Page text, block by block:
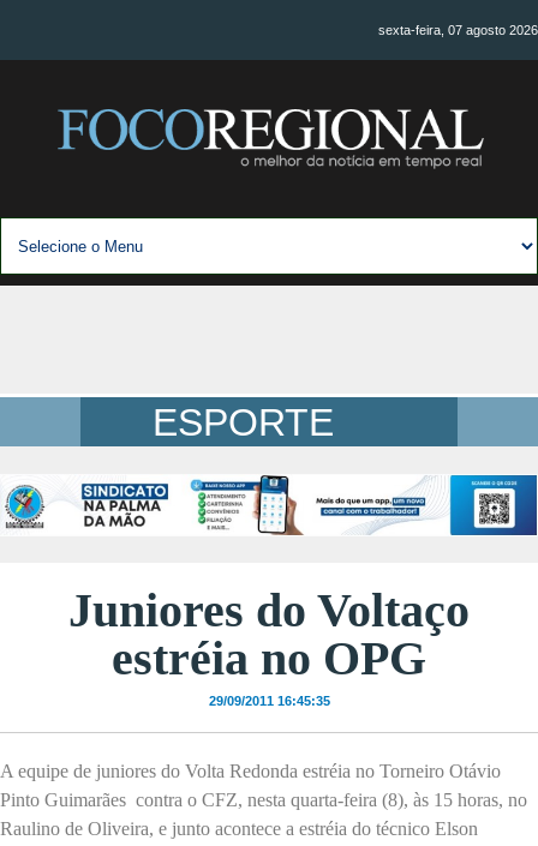
sexta-feira, 07 agosto 2026
ESPORTE
Juniores do Voltaço
estréia no OPG
29/09/2011 16:45:35
A equipe de juniores do Volta Redonda estréia no Torneiro Otávio
Pinto Guimarães contra o CFZ, nesta quarta-feira (8), às 15 horas, no
Raulino de Oliveira, e junto acontece a estréia do técnico Elson